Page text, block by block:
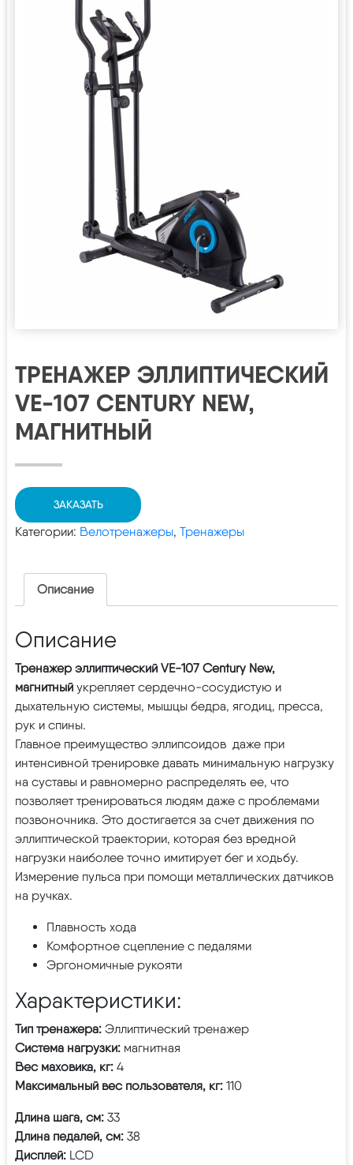
ТРЕНАЖЕР ЭЛЛИПТИЧЕСКИЙ
VE-107 CENTURY NEW,
МАГНИТНЫЙ
ЗАКАЗАТЬ
Категории: Велотренажеры, Тренажеры
Описание
Описание
Тренажер эллиптический VE-107 Century New,
магнитный укрепляет сердечно-сосудистую и
дыхательную системы, мышцы бедра, ягодиц, пресса,
рук и спины.
Главное преимущество эллипсоидов даже при
интенсивной тренировке давать минимальную нагрузку
на суставы и равномерно распределять ее, что
позволяет тренироваться людям даже с проблемами
позвоночника. Это достигается за счет движения по
эллиптической траектории, которая без вредной
нагрузки наиболее точно имитирует бег и ходьбу.
Измерение пульса при помощи металлических датчиков
на ручках.
Плавность хода
Комфортное сцепление с педалями
Эргономичные рукояти
Характеристики:
Тип тренажера: Эллиптический тренажер
Система нагрузки: магнитная
Вес маховика, кг: 4
Максимальный вес пользователя, кг: 110
Длина шага, см: 33
Длина педалей, см: 38
Дисплей: LCD